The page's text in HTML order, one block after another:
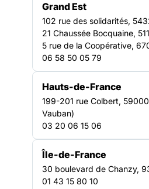
mouvement et
devenez
Adhérer à la FAS
Agissez
localement
nos Fédérations
Trouver ma région
Grand Est
102 rue des solidarités,
21 Chaussée Bocquaine,
5 rue de la Coopérative,
06 58 50 05 79
Hauts-de-France
199-201 rue Colbert,
Vauban)
03 20 06 15 06
Île-de-France
30 boulevard de Chanzy,
01 43 15 80 10